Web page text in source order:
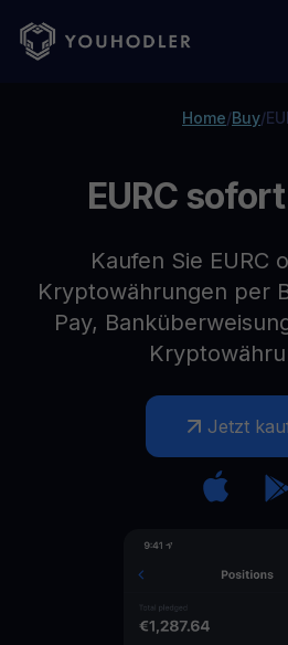
Home/Buy/
EURC
Kaufen Sie EURC
Kryptowährungen per
Pay,
Jetzt